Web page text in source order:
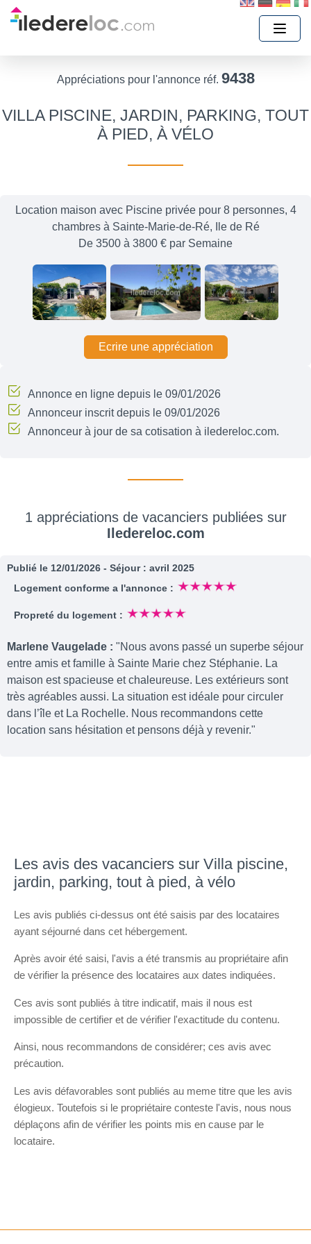
Appréciations pour l'annonce réf. 9438
VILLA PISCINE, JARDIN, PARKING, TOUT
À PIED, À VÉLO
Location maison avec Piscine privée pour 8 personnes, 4
chambres à Sainte-Marie-de-Ré, Ile de Ré
De 3500 à 3800 € par Semaine
Ecrire une appréciation
Annonce en ligne depuis le 09/01/2026
Annonceur inscrit depuis le 09/01/2026
Annonceur à jour de sa cotisation à iledereloc.com.
1 appréciations de vacanciers publiées sur
Iledereloc.com
Publié le 12/01/2026 - Séjour : avril 2025
Logement conforme a l'annonce :
Propreté du logement :
Marlene Vaugelade : "Nous avons passé un superbe séjour
entre amis et famille à Sainte Marie chez Stéphanie. La
maison est spacieuse et chaleureuse. Les extérieurs sont
très agréables aussi. La situation est idéale pour circuler
dans l’île et La Rochelle. Nous recommandons cette
location sans hésitation et pensons déjà y revenir."
Les avis des vacanciers sur Villa piscine,
jardin, parking, tout à pied, à vélo
Les avis publiés ci-dessus ont été saisis par des locataires
ayant séjourné dans cet hébergement.
Après avoir été saisi, l'avis a été transmis au propriétaire afin
de vérifier la présence des locataires aux dates indiquées.
Ces avis sont publiés à titre indicatif, mais il nous est
impossible de certifier et de vérifier l'exactitude du contenu.
Ainsi, nous recommandons de considérer; ces avis avec
précaution.
Les avis défavorables sont publiés au meme titre que les avis
élogieux. Toutefois si le propriétaire conteste l'avis, nous nous
déplaçons afin de vérifier les points mis en cause par le
locataire.